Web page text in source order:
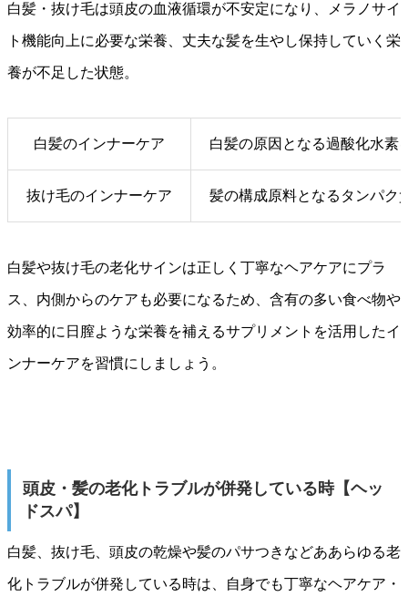
白髪・抜け毛は頭皮の血液循環が不安定になり、メラノサイ
ト機能向上に必要な栄養、丈夫な髪を生やし保持していく栄
養が不足した状態。
白髪のインナーケア 白髪の原因となる過酸化水素
抜け毛のインナーケア 髪の構成原料となるタンパク
白髪や抜け毛の老化サインは正しく丁寧なヘアケアにプラ
ス、内側からのケアも必要になるため、含有の多い食べ物や
効率的に日膣ような栄養を補えるサプリメントを活用したイ
ンナーケアを習慣にしましょう。
頭皮・髪の老化トラブルが併発している時【ヘッ
ドスパ】
白髪、抜け毛、頭皮の乾燥や髪のパサつきなどああらゆる老
化トラブルが併発している時は、自身でも丁寧なヘアケア・